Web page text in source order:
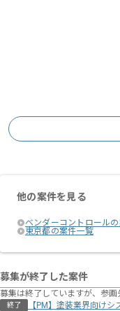
他の案件を見る
ベンダーコントロール
東京都の案件一覧
募集が終了した案件
募集は終了していますが、参
終了 【PM】塗装業界向けシ